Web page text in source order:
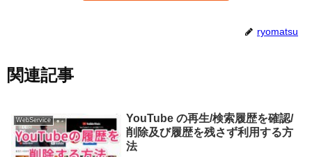
ryomatsu
関連記事
WebService
YouTube の再生/検索履歴を確認/
削除及び履歴を残さず利用する方
法